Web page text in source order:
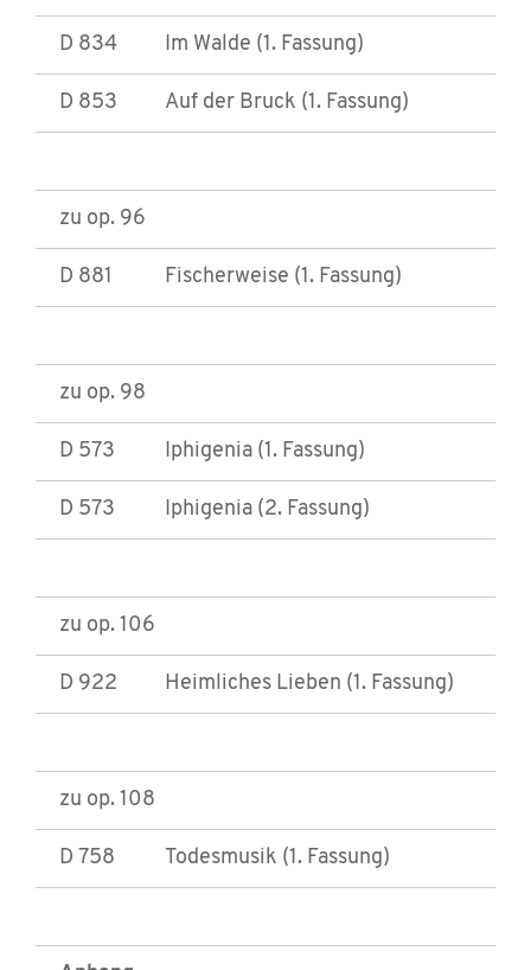
D 834 Im Walde (1. Fassung)
D 853 Auf der Bruck (1. Fassung)
zu op. 96
D 881 Fischerweise (1. Fassung)
zu op. 98
D 573 Iphigenia (1. Fassung)
D 573 Iphigenia (2. Fassung)
zu op. 106
D 922 Heimliches Lieben (1. Fassung)
zu op. 108
D 758 Todesmusik (1. Fassung)